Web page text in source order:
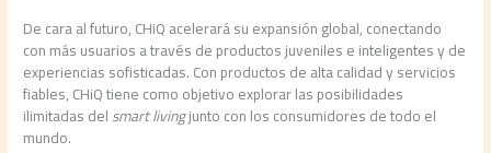
De cara al futuro, CHiQ acelerará su expansión global, conectando
con más usuarios a través de productos juveniles e inteligentes y de
experiencias sofisticadas. Con productos de alta calidad y servicios
fiables, CHiQ tiene como objetivo explorar las posibilidades
ilimitadas delsmart livingjunto con los consumidores de todo el
mundo.